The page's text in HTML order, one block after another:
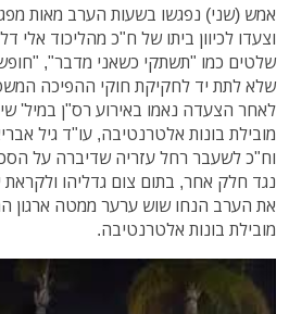
אמש (שני) נפגשו בשעות הערב מאות
וצעדו לכיוון ביתו של ח"כ מהליכוד אלי
שלטים כמו "תשתקי כשאני מדבר",
שלא לתת יד לחקיקת חוקי ההפיכה
לאחר הצעדה נאמו באירוע רס"ן במיל'
מובילת בונות אלטרנטיבה, עו"ד גיל
וח"כ לשעבר רחל עזריה שדיברה על
נגד חלק אחר, בתום צום גדליהו ולקראת
את הערב הנחו שוש ערער ממטה ארגון
מובילת בונות אלטרנטיבה.